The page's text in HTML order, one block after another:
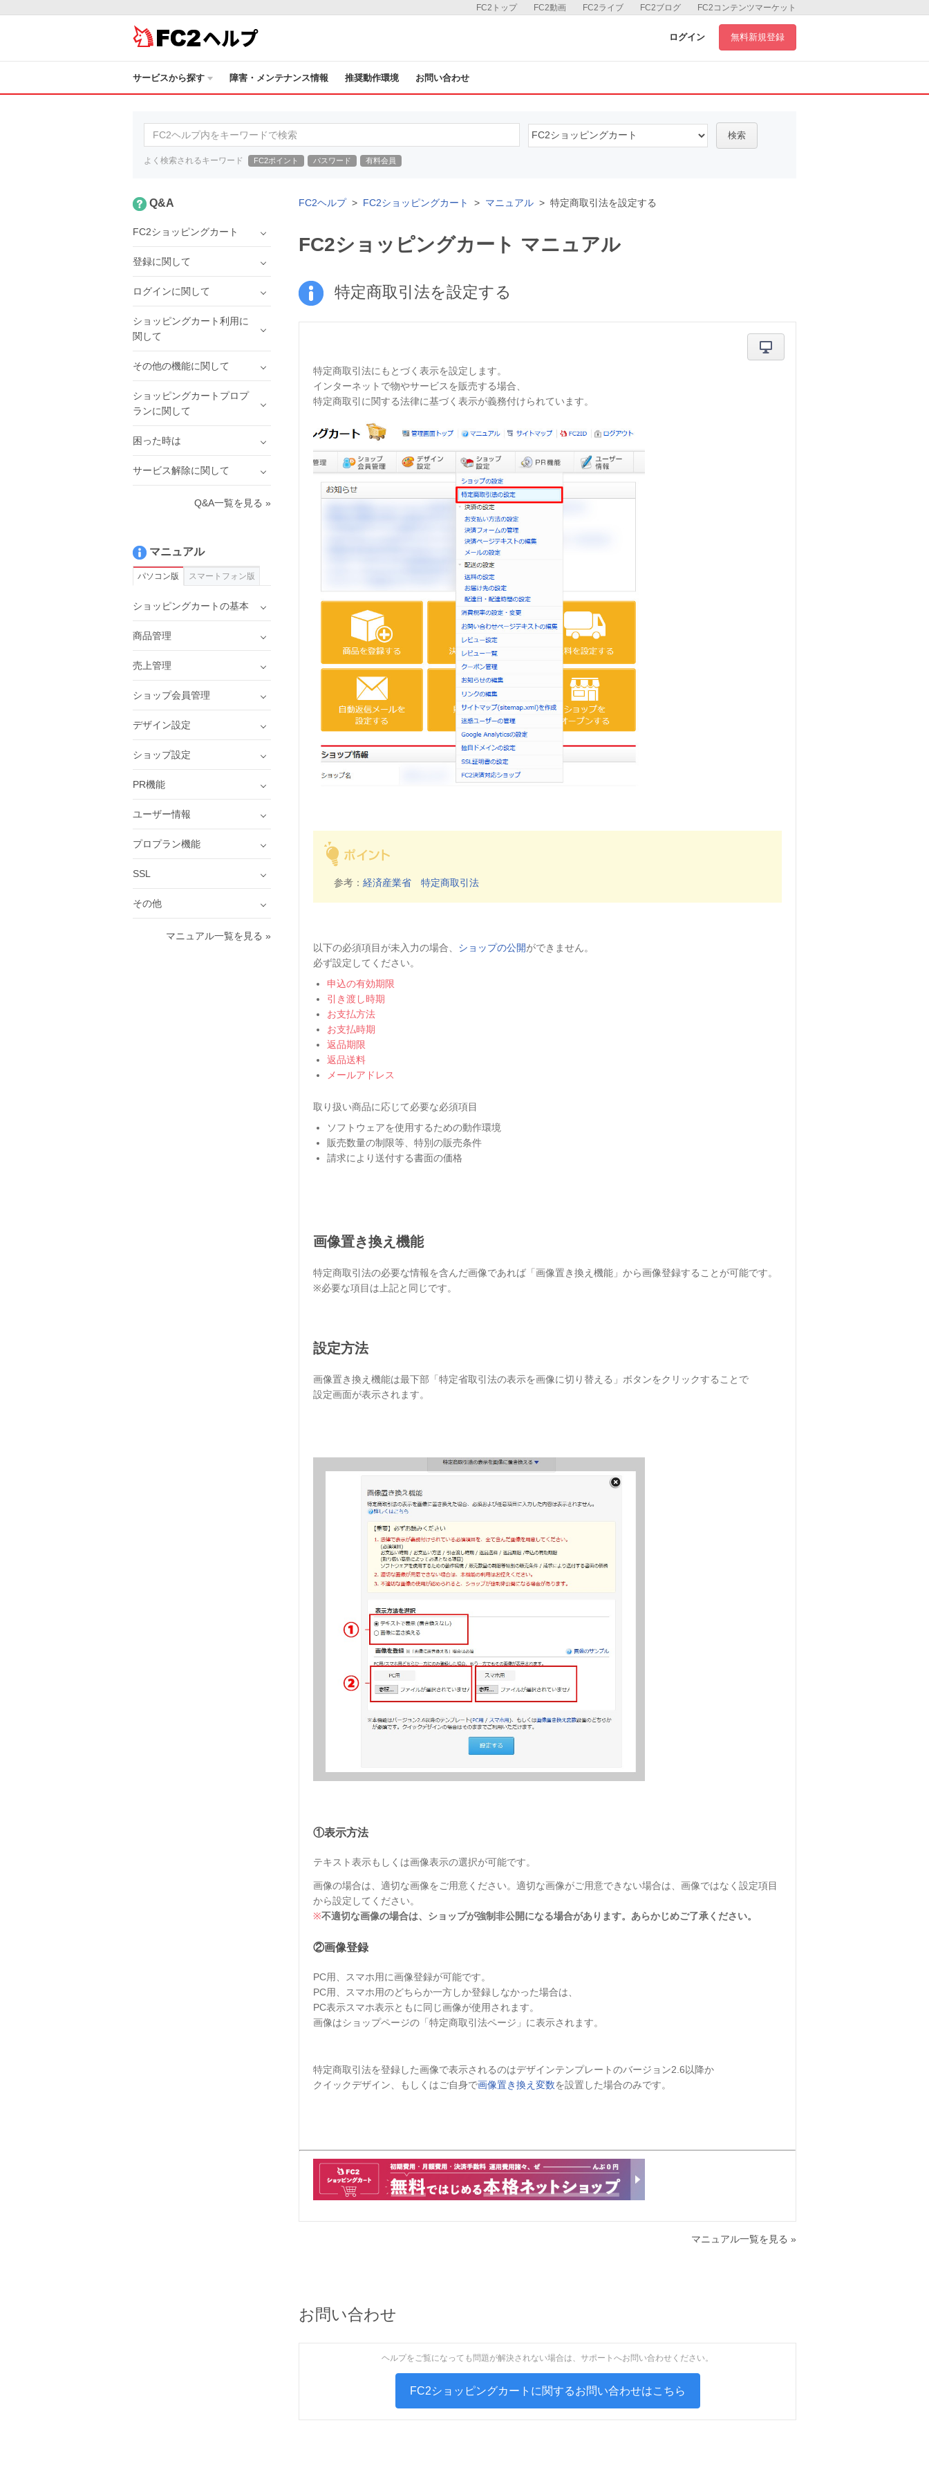
FC2コンテンツマーケット
FC2ブログ
FC2ライブ
FC2動画
FC2トップ
ヘルプ ログイン 無料新規登録
サービスから探す 障害・メンテナンス情報 推奨動作環境 お問い合わせ
検索
よく検索されるキーワード FC2ポイント パスワード 有料会員
FC2ヘルプ FC2ショッピングカート マニュアル 特定商取引法を設定する
FC2ショッピングカート マニュアル
特定商取引法を設定する
特定商取引法にもとづく表示を設定します。
インターネットで物やサービスを販売する場合、
特定商取引に関する法律に基づく表示が義務付けられています。
参考： 経済産業省 特定商取引法
以下の必須項目が未入力の場合、 ショップの公開ができません。
必ず設定してください。
申込の有効期限
引き渡し時期
お支払方法
お支払時期
返品期限
返品送料
メールアドレス
取り扱い商品に応じて必要な必須項目
ソフトウェアを使用するための動作環境
販売数量の制限等、特別の販売条件
請求により送付する書面の価格
画像置き換え機能
特定商取引法の必要な情報を含んだ画像であれば「画像置き換え機能」から画像登録することが可能です。
※必要な項目は上記と同じです。
設定方法
画像置き換え機能は最下部「特定省取引法の表示を画像に切り替える」ボタンをクリックすることで
設定画面が表示されます。
①表示方法
テキスト表示もしくは画像表示の選択が可能です。
画像の場合は、適切な画像をご用意ください。適切な画像がご用意できない場合は、画像ではなく設定項目
から設定してください。
※不適切な画像の場合は、ショップが強制非公開になる場合があります。あらかじめご了承ください。
②画像登録
PC用、スマホ用に画像登録が可能です。
PC用、スマホ用のどちらか一方しか登録しなかった場合は、
PC表示スマホ表示ともに同じ画像が使用されます。
画像はショップページの「特定商取引法ページ」に表示されます。
特定商取引法を登録した画像で表示されるのはデザインテンプレートのバージョン2.6以降か
クイックデザイン、もしくはご自身で画像置き換え変数を設置した場合のみです。
マニュアル一覧を見る »
お問い合わせ
ヘルプをご覧になっても問題が解決されない場合は、サポートへお問い合わせください。
FC2ショッピングカートに関するお問い合わせはこちら
Q&A
FC2ショッピングカート
登録に関して
ログインに関して
ショッピングカート利用に
関して
その他の機能に関して
ショッピングカートプロプ
ランに関して
困った時は
サービス解除に関して
Q&A一覧を見る »
マニュアル
パソコン版 スマートフォン版
ショッピングカートの基本
商品管理
売上管理
ショップ会員管理
デザイン設定
ショップ設定
PR機能
ユーザー情報
プロプラン機能
SSL
その他
マニュアル一覧を見る »